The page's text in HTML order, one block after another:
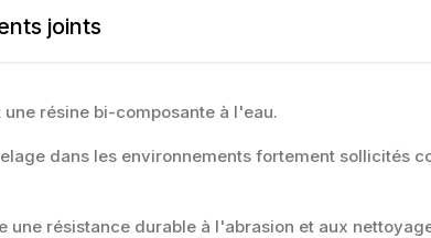
joints
résine bi-composante à l'eau.
dans les environnements fortement sollicités
une résistance durable à l'abrasion et aux